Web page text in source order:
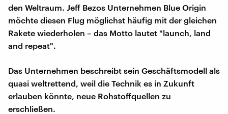
den Weltraum. Jeff Bezos Unternehmen Blue Origin
möchte diesen Flug möglichst häufig mit der gleichen
Rakete wiederholen – das Motto lautet "launch, land
and repeat".
Das Unternehmen beschreibt sein Geschäftsmodell als
quasi weltrettend, weil die Technik es in Zukunft
erlauben könnte, neue Rohstoffquellen zu
erschließen.